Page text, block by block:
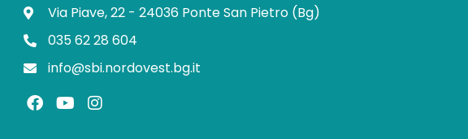
Via Piave, 22 - 24036 Ponte San Pietro (Bg)
035 62 28 604
info@sbi.nordovest.bg.it
F
a
Y
o
I
n